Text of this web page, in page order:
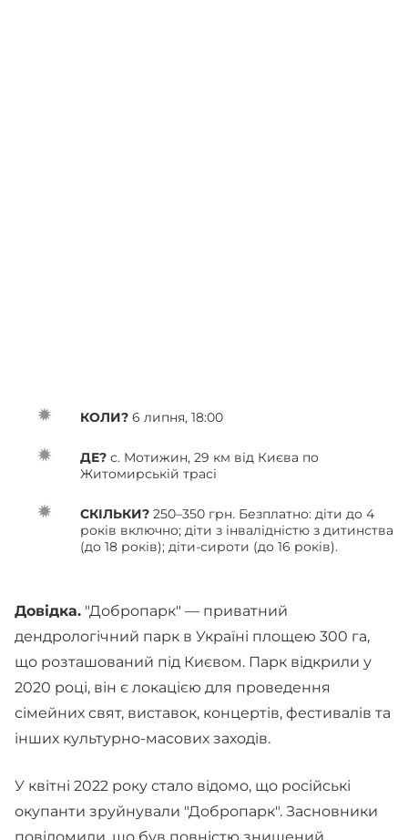
КОЛИ? 6 липня, 18:00
ДЕ? с. Мотижин, 29 км від Києва по
Житомирській трасі
СКІЛЬКИ? 250–350 грн. Безплатно: діти до 4
років включно; діти з інвалідністю з дитинства
(до 18 років); діти-сироти (до 16 років).
Довідка. "Добропарк" — приватний
дендрологічний парк в Україні площею 300 га,
що розташований під Києвом. Парк відкрили у
2020 році, він є локацією для проведення
сімейних свят, виставок, концертів, фестивалів та
інших культурно-масових заходів.
У квітні 2022 року стало відомо, що російські
окупанти зруйнували "Добропарк". Засновники
повідомили, що був повністю знищений